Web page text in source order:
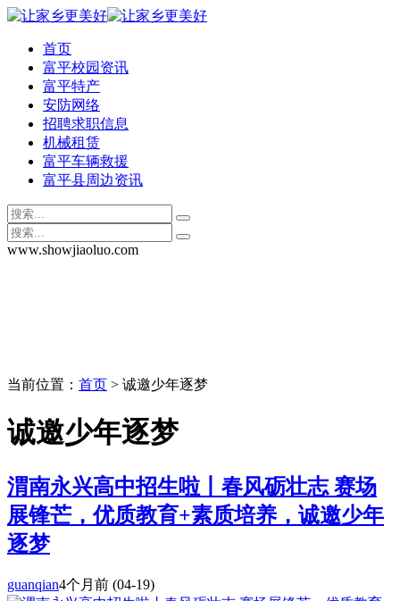
首页
富平校园资讯
富平特产
安防网络
招聘求职信息
机械租赁
富平车辆救援
富平县周边资讯
www.showjiaoluo.com
当前位置： 首页 > 诚邀少年逐梦
诚邀少年逐梦
渭南永兴高中招生啦丨春风砺壮志 赛场
展锋芒，优质教育+素质培养，诚邀少年
逐梦
guanqian4个月前 (04-19)